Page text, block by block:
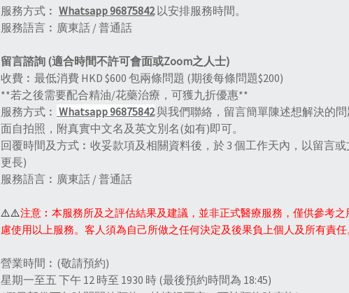
服務方式︰ Whatsapp 96875842以安排服務時間。
服務語言︰廣東話 / 普通話
留言諮詢 (適合時間不許可會面或Zoom之人士)
收費︰最低消費 HKD $600 包兩條問題 (期後每條問題$200)
**若之後需要配合精油/花藥治療，可獲九折優惠**
服務方式︰ Whatsapp 96875842與我們聯絡，留言簡單陳述想解決的
面自拍照，附真實中文名及英文別名(如有)即可。
回覆時間及方式︰收妥款項及相關資料後，於 3 個工作天內，以留言
更長)
服務語言︰廣東話 / 普通話
⚠️⚠️注意︰本服務所及之評估結果及建議，並非正式醫療服務，僅供參考
慮使用以上服務。客人須為自己所做之任何決定及後果負上個人及所有責任
營業時間︰(敬請預約)
星期一至五 下午 12 時至 1930 時 (最後預約時間為 18:45)